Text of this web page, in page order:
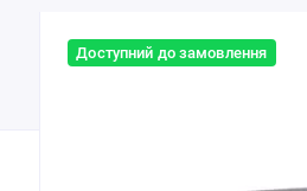
Доступний до замовлення